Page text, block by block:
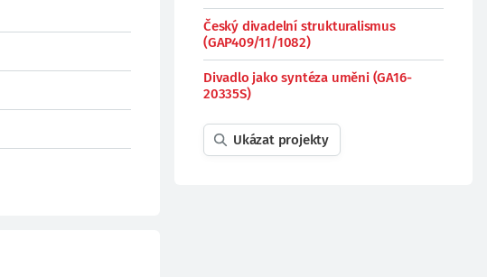
Český divadelní strukturalismus
(GAP409/11/1082)
Divadlo jako syntéza uměni (GA16-
20335S)
Ukázat projekty